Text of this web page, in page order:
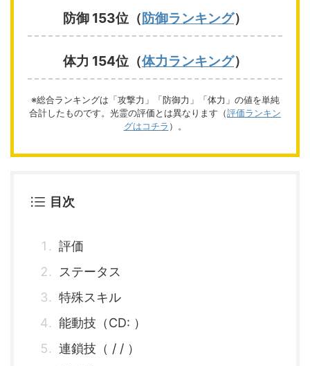
防御 153位（ 防御ランキング）
体力 154位（体力ランキング）
※総合ランキングは「攻撃力」「防御力」「体力」の値を単純
合計したものです。光霊の評価とは異なります（評価ランキン
グはコチラ ）。
目次
評価
ステータス
特殊スキル
能動技（CD: ）
連鎖技（ / / ）